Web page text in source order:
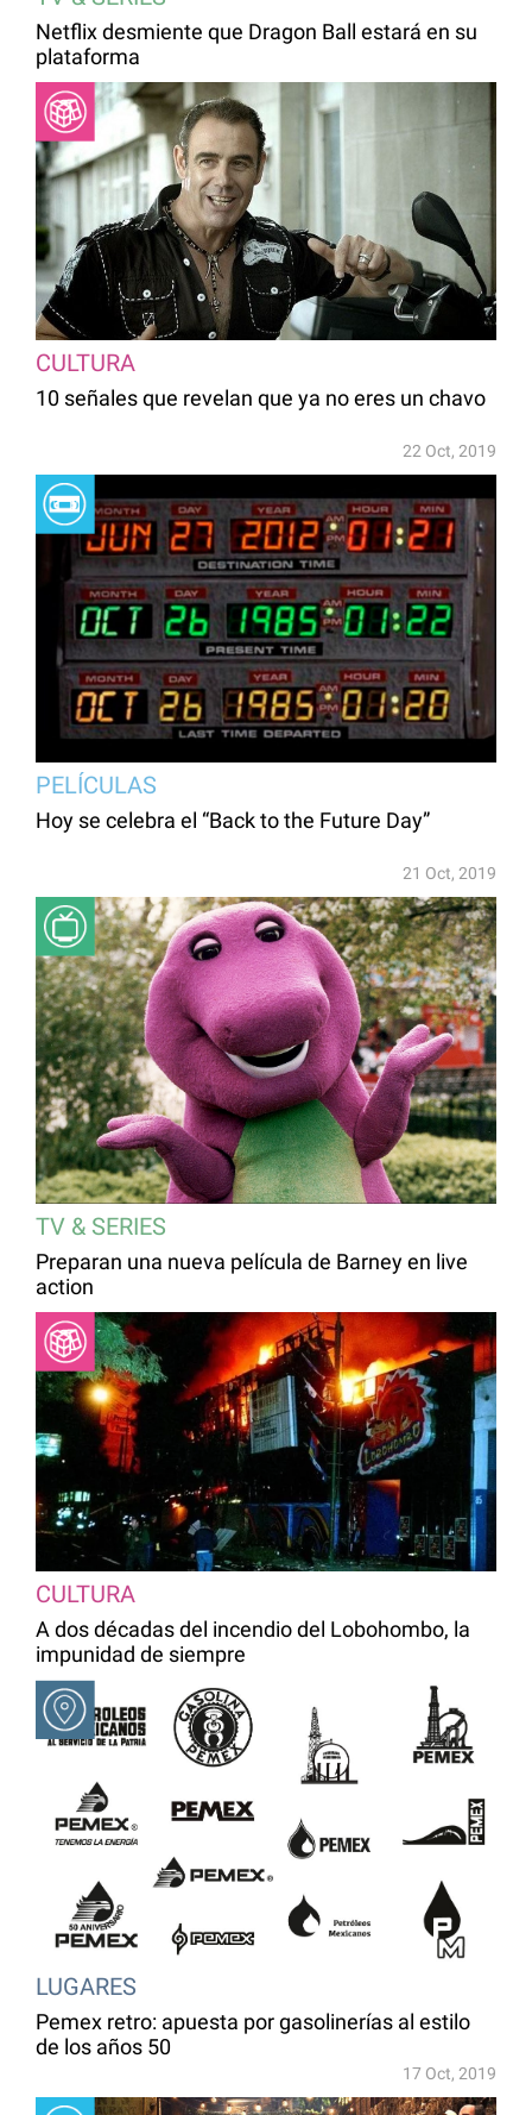
Netflix desmiente que Dragon Ball estará en su
plataforma
CULTURA
10 señales que revelan que ya no eres un chavo
22 Oct, 2019
PELÍCULAS
Hoy se celebra el “Back to the Future Day”
21 Oct, 2019
TV & SERIES
Preparan una nueva película de Barney en live
action
CULTURA
A dos décadas del incendio del Lobohombo, la
impunidad de siempre
LUGARES
Pemex retro: apuesta por gasolinerías al estilo
de los años 50
17 Oct, 2019